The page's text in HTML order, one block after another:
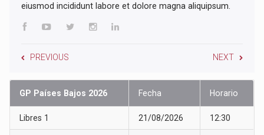
eiusmod incididunt labore et dolore magna aliquipsum.
PREVIOUS NEXT
GP Países Bajos 2026 Fecha Horario
Libres 1 21/08/2026 12:30